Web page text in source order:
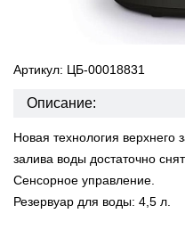
Артикул: ЦБ-00018831
Описание:
Новая технология верхнего
залива воды достаточно
Сенсорное управление.
Резервуар для воды: 4,5 л.